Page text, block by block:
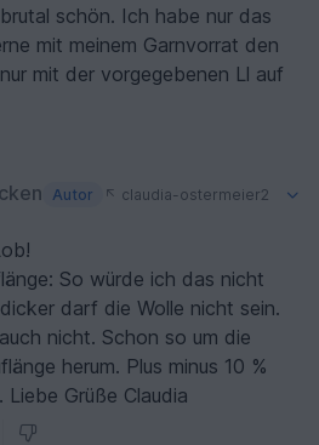
erklärt. Ich weiß, das ist nicht
die du erwartest hat.
Claudia
schön. Ich habe nur das
mit meinem Garnvorrat den
mit der vorgegebenen Ll auf
Autor
claudia-ostermeier2
So würde ich das nicht
darf die Wolle nicht sein.
nicht. Schon so um die
herum. Plus minus 10 %
Liebe Grüße Claudia